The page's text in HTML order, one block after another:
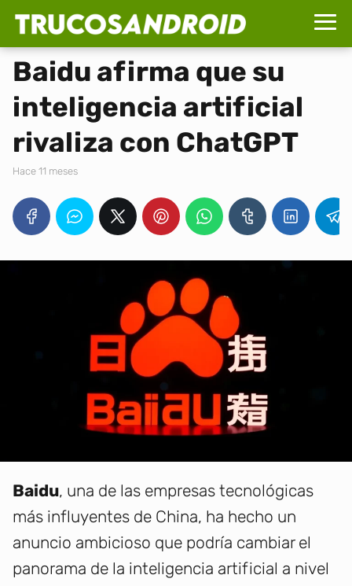
Baidu afirma que su
inteligencia artificial
rivaliza con ChatGPT
hace 11 meses
Baidu, una de las empresas tecnológicas
más influyentes de China, ha hecho un
anuncio ambicioso que podría cambiar el
panorama de la inteligencia artificial a nivel